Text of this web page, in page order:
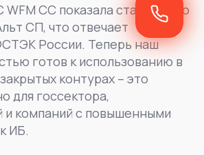
CC показала стабильную
СП, что отвечает
России. Теперь наш
готов к использованию в
контурах – это
для госсектора,
и компаний с повышенными
ИБ.